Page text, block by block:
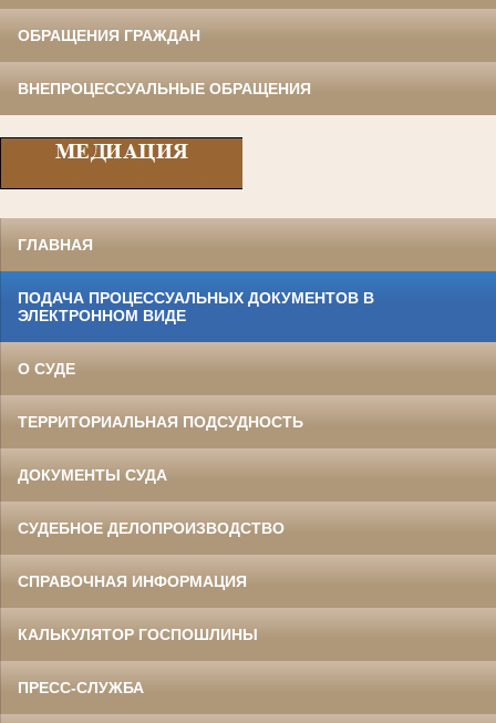
ОБРАЩЕНИЯ ГРАЖДАН
ВНЕПРОЦЕССУАЛЬНЫЕ ОБРАЩЕНИЯ
ГЛАВНАЯ
ПОДАЧА ПРОЦЕССУАЛЬНЫХ ДОКУМЕНТОВ В
ЭЛЕКТРОННОМ ВИДЕ
О СУДЕ
ТЕРРИТОРИАЛЬНАЯ ПОДСУДНОСТЬ
ДОКУМЕНТЫ СУДА
СУДЕБНОЕ ДЕЛОПРОИЗВОДСТВО
СПРАВОЧНАЯ ИНФОРМАЦИЯ
КАЛЬКУЛЯТОР ГОСПОШЛИНЫ
ПРЕСС-СЛУЖБА